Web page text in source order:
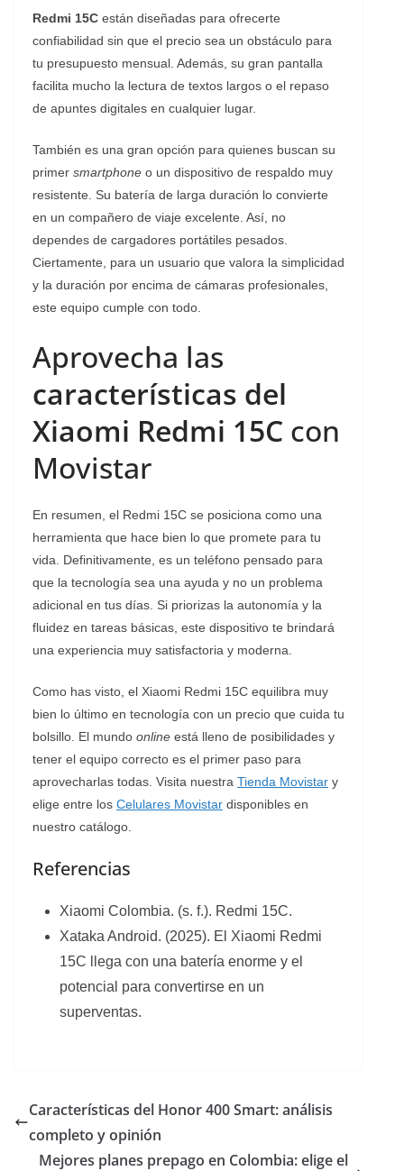
Redmi 15C están diseñadas para ofrecerte
confiabilidad sin que el precio sea un obstáculo para
tu presupuesto mensual. Además, su gran pantalla
facilita mucho la lectura de textos largos o el repaso
de apuntes digitales en cualquier lugar.
También es una gran opción para quienes buscan su
primer smartphone o un dispositivo de respaldo muy
resistente. Su batería de larga duración lo convierte
en un compañero de viaje excelente. Así, no
dependes de cargadores portátiles pesados.
Ciertamente, para un usuario que valora la simplicidad
y la duración por encima de cámaras profesionales,
este equipo cumple con todo.
Aprovecha las
características del
Xiaomi Redmi 15C con
Movistar
En resumen, el Redmi 15C se posiciona como una
herramienta que hace bien lo que promete para tu
vida. Definitivamente, es un teléfono pensado para
que la tecnología sea una ayuda y no un problema
adicional en tus días. Si priorizas la autonomía y la
fluidez en tareas básicas, este dispositivo te brindará
una experiencia muy satisfactoria y moderna.
Como has visto, el Xiaomi Redmi 15C equilibra muy
bien lo último en tecnología con un precio que cuida tu
bolsillo. El mundo online está lleno de posibilidades y
tener el equipo correcto es el primer paso para
aprovecharlas todas. Visita nuestra Tienda Movistar y
elige entre los Celulares Movistar disponibles en
nuestro catálogo.
Referencias
Xiaomi Colombia. (s. f.). Redmi 15C.
Xataka Android. (2025). El Xiaomi Redmi
15C llega con una batería enorme y el
potencial para convertirse en un
superventas.
Características del Honor 400 Smart: análisis
completo y opinión
Mejores planes prepago en Colombia: elige el